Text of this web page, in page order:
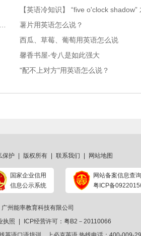
【英语冷知识】 “five o'clock shadow”
【日常英语交际口语】每天一句，地道俚语|最后结论还有待分晓
薯片用英语怎么说？
西瓜、草莓、葡萄用英语怎么说
馨香书屋-专八是如此强大
"配不上对方"用英语怎么说？
保护 版权所有 联系我们 网站地图
国家企业信用
信息公示系统
网站备案信息查询
粤ICP备
州能率教育科技有限公司
执照
ICP经营许可：粤B2－20110066